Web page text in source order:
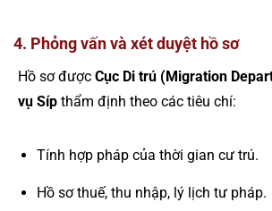
4. Phỏng vấn và xét duyệt hồ sơ
Hồ sơ được Cục Di trú (Migration
vụ Síp thẩm định theo các tiêu chí:
Tính hợp pháp của thời gian cư trú.
Hồ sơ thuế, thu nhập, lý lịch tư pháp.